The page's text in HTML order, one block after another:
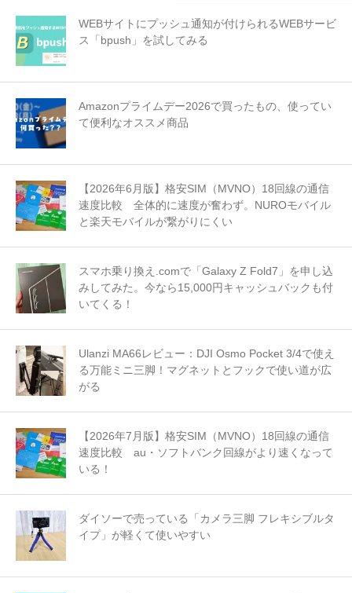
WEBサイトにプッシュ通知が付けられるWEBサービ
ス「bpush」を試してみる
Amazonプライムデー2026で買ったもの、使ってい
て便利なオススメ商品
【2026年6月版】格安SIM（MVNO）18回線の通信
速度比較 全体的に速度が奮わず。NUROモバイル
と楽天モバイルが繋がりにくい
スマホ乗り換え.comで「Galaxy Z Fold7」を申し込
みしてみた。今なら15,000円キャッシュバックも付
いてくる！
Ulanzi MA66レビュー：DJI Osmo Pocket 3/4で使え
る万能ミニ三脚！マグネットとフックで使い道が広
がる
【2026年7月版】格安SIM（MVNO）18回線の通信
速度比較 au・ソフトバンク回線がより速くなって
いる！
ダイソーで売っている「カメラ三脚 フレキシブルタ
イプ」が軽くて使いやすい